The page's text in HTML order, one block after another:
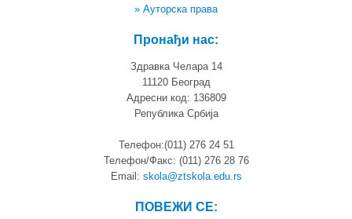
» Ауторска права
Пронађи нас:
Здравка Челара 14
11120 Београд
Адресни код: 136809
Република Србија
Телефон:(011) 276 24 51
Телефон/Факс: (011) 276 28 76
Email: skola@ztskola.edu.rs
ПОВЕЖИ СЕ: